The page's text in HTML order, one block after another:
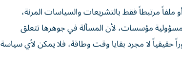
ملفاً مرتبطاً فقط بالتشريعات والسياسات المرنة،
مؤسسات، لأن المسألة في جوهرها تتعلق
حقيقياً لا مجرد بقايا وقت وطاقة، فلا يمكن لأي سياسة